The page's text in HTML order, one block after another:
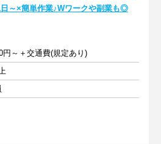
日～×簡単作業♪Wワークや副業も◎
円～＋交通費(規定あり)